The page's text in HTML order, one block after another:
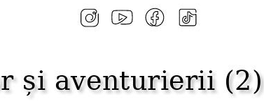
și aventurierii (2)